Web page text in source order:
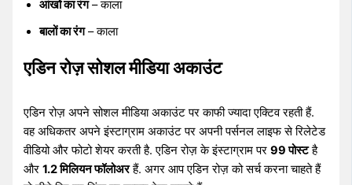
आंखों का रंग– काला
बालों का रंग– काला
एडिन रोज़ सोशल मीडिया अकाउंट
एडिन रोज़ अपने सोशल मीडिया अकाउंट पर काफी ज्यादा एक्टिव रहती हैं.
वह अधिकतर अपने इंस्टाग्राम अकाउंट पर अपनी पर्सनल लाइफ से रिलेटेड
वीडियो और फोटो शेयर करती है. एडिन रोज़ के इंस्टाग्राम पर99 पोस्टहै
और1.2 मिलियन फॉलोअरहैं. अगर आप एडिन रोज़ को सर्च करना चाहते हैं